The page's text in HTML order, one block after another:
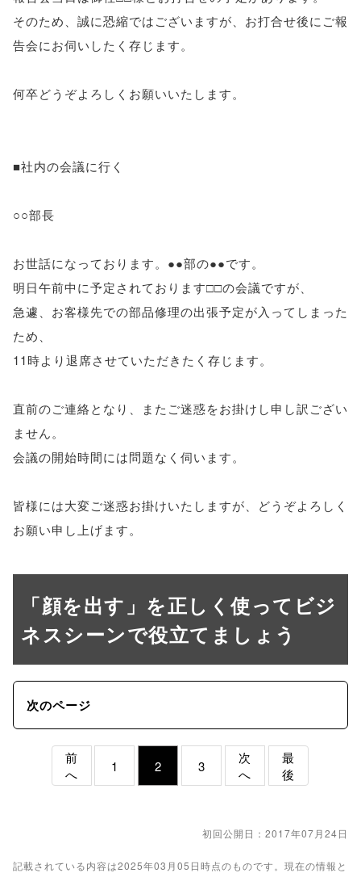
そのため、誠に恐縮ではございますが、お打合せ後にご報
告会にお伺いしたく存じます。
何卒どうぞよろしくお願いいたします。
■社内の会議に行く
○○部長
お世話になっております。●●部の●●です。
明日午前中に予定されております□□の会議ですが、
急遽、お客様先での部品修理の出張予定が入ってしまった
ため、
11時より退席させていただきたく存じます。
直前のご連絡となり、またご迷惑をお掛けし申し訳ござい
ません。
会議の開始時間には問題なく伺います。
皆様には大変ご迷惑お掛けいたしますが、どうぞよろしく
お願い申し上げます。
「顔を出す」を正しく使ってビジ
ネスシーンで役立てましょう
次のページ
前
へ
1 2 3
次
へ
最
後
初回公開日：2017年07月24日
記載されている内容は2025年03月05日時点のものです。現在の情報と